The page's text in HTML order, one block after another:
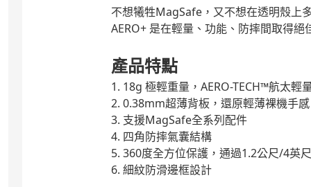
不想犧牲MagSafe，又不想在透明殼上
AERO+ 是在輕量、功能、防摔間取得絕
產品特點
1. 18g 極輕重量，AERO-TECH™航太輕
2. 0.38mm超薄背板，還原輕薄裸機手感
3. 支援MagSafe全系列配件
4. 四角防摔氣囊結構
5. 360度全方位保護，通過1.2公尺/4英
6. 細紋防滑邊框設計